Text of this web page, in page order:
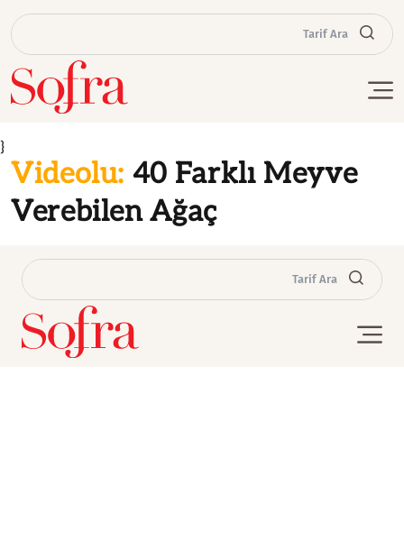
Tarif Ara
}
Videolu: 40 Farklı Meyve
Verebilen Ağaç
Tarif Ara